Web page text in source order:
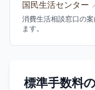
国民生活センター
消費生活相談窓口の
ます。
標準手数料